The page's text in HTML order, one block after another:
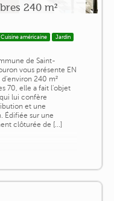
240 m²
Cuisine américaine
Jardin
de Saint-
vous présente EN
d'environ 240 m²
70, elle a fait l'objet
lui confère
et une
Édifiée sur une
clôturée de [...]